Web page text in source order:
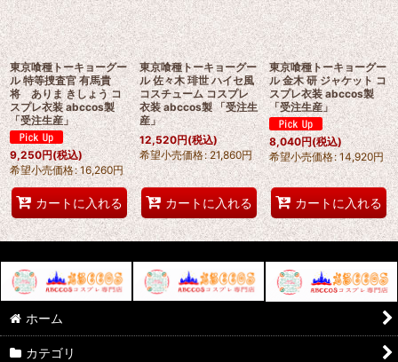
東京喰種トーキョーグー
ル 特等捜査官 有馬貴
将 ありま きしょう コ
スプレ衣装 abccos製
「受注生産」
9,250円(税込)
希望小売価格: 16,260円
カートに入れる
東京喰種トーキョーグー
ル 佐々木 琲世 ハイセ風
コスチューム コスプレ
衣装 abccos製 「受注生
産」
12,520円(税込)
希望小売価格: 21,860円
カートに入れる
東京喰種トーキョーグー
ル 金木 研 ジャケット コ
スプレ衣装 abccos製
「受注生産」
8,040円(税込)
希望小売価格: 14,920円
カートに入れる
ホーム
カテゴリ